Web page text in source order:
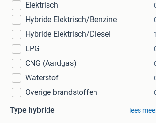
Elektrisch
Hybride Elektrisch/Benzine
Hybride Elektrisch/Diesel 1
LPG
CNG (Aardgas)
Waterstof
Overige brandstoffen
Type hybride lees